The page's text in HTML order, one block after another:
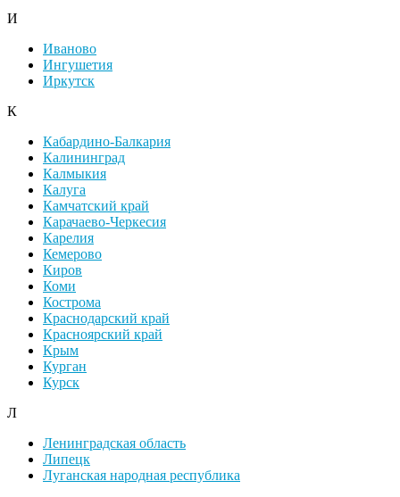
И
Иваново
Ингушетия
Иркутск
К
Кабардино-Балкария
Калининград
Калмыкия
Калуга
Камчатский край
Карачаево-Черкесия
Карелия
Кемерово
Киров
Коми
Кострома
Краснодарский край
Красноярский край
Крым
Курган
Курск
Л
Ленинградская область
Липецк
Луганская народная республика